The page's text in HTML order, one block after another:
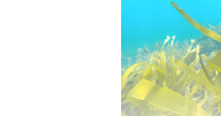
震災前の戸倉の海（